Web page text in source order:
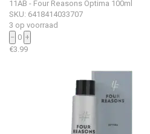
11AB - Four Reasons Optima 100ml
SKU: 6418414033707
3 op voorraad
− 0 +
€3.99